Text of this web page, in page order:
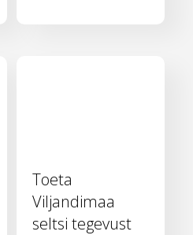
Toeta
Viljandimaa
seltsi tegevust